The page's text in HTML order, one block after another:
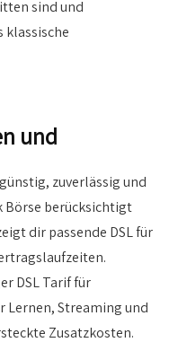
sind und
und
zuverlässig und
Börse berücksichtigt
dir passende DSL für
DSL Tarif für
Lernen, Streaming und
Zusatzkosten.